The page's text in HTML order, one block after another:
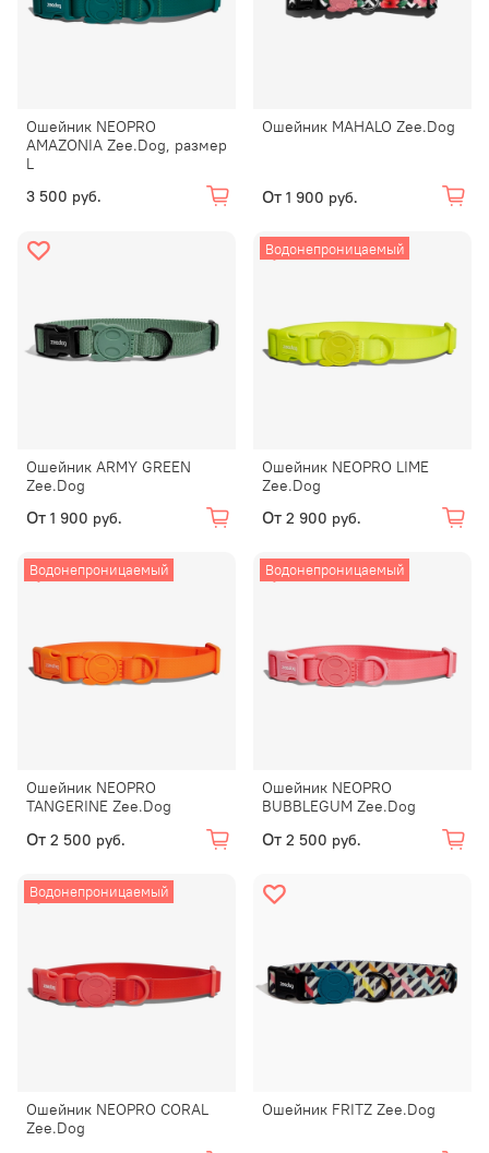
Ошейник NEOPRO
AMAZONIA Zee.Dog, размер
L
3 500 руб.
Ошейник MAHALO Zee.Dog
От 1 900 руб.
Ошейник ARMY GREEN
Zee.Dog
От 1 900 руб.
Водонепроницаемый
Ошейник NEOPRO LIME
Zee.Dog
От 2 900 руб.
Водонепроницаемый
Ошейник NEOPRO
TANGERINE Zee.Dog
От 2 500 руб.
Водонепроницаемый
Ошейник NEOPRO
BUBBLEGUM Zee.Dog
От 2 500 руб.
Водонепроницаемый
Ошейник NEOPRO CORAL
Zee.Dog
Ошейник FRITZ Zee.Dog